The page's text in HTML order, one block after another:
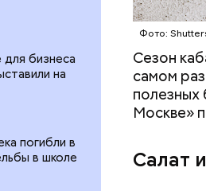
бизнеса
на
погибли в
в школе
Фото:
Сезон
самом
полезных
Москве»
Салат
кожи;
плода.
ряда